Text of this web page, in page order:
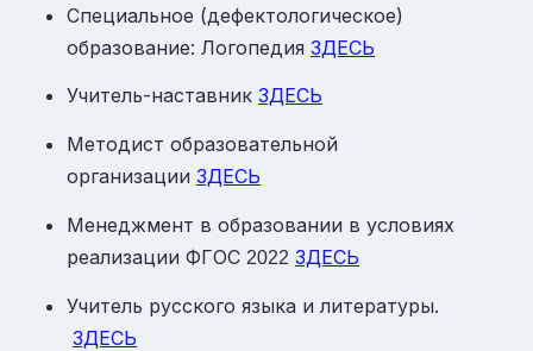
Специальное (дефектологическое)
образование: Логопедия ЗДЕСЬ
Учитель-наставник ЗДЕСЬ
Методист образовательной
организации ЗДЕСЬ
Менеджмент в образовании в условиях
реализации ФГОС 2022 ЗДЕСЬ
Учитель русского языка и литературы.
ЗДЕСЬ